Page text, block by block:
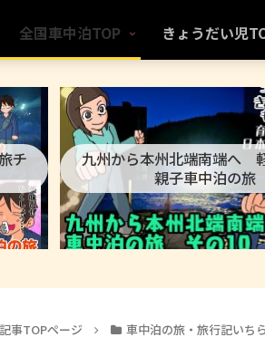
全国車中泊TOP きょうだい児
チ
九州から本州北端南端へ
親子車中泊の旅
事TOPページ 車中泊の旅・旅行記いち